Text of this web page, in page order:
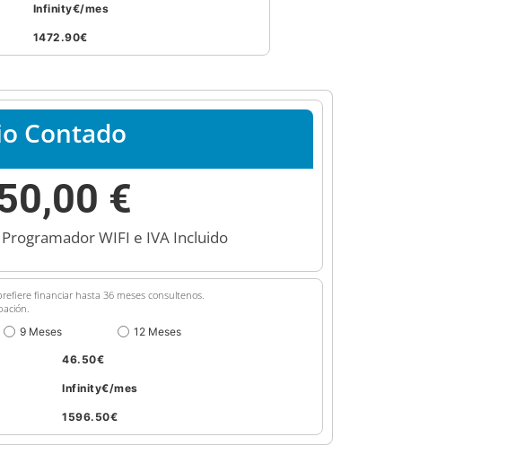
Infinity€/mes
1472.90€
Contado
€
WIFI e IVA Incluido
financiar hasta 36 meses consultenos.
9 Meses 12 Meses
46.50€
Infinity€/mes
1596.50€